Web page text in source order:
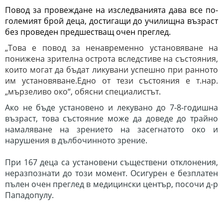
Повод за провеждане на изследванията дава все по-
големият брой деца, достигащи до училищна възраст
без проведен предшестващ очен преглед.
„Това е повод за ненавременно установяване на
понижена зрителна острота вследстиве на състояния,
които могат да бъдат ликувани успешно при ранното
им установяване.Едно от тези състояния е т.нар.
„мързеливо око“, обясни специалистът.
Ако не бъде установено и лекувано до 7-8-годишна
възраст, това състояние може да доведе до трайно
намаляване на зрението на засегнатото око и
нарушения в дълбочинното зрение.
При 167 деца са установени съществени отклонения,
неразпознати до този момент. Осигурен е безплатен
пълен очен преглед в медицински център, посочи д-р
Пападопулу.